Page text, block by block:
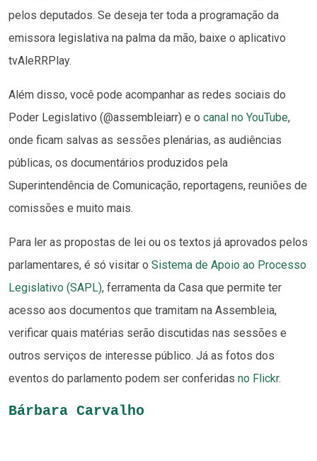
pelos deputados. Se deseja ter toda a programação da
emissora legislativa na palma da mão, baixe o aplicativo
tvAleRRPlay.
Além disso, você pode acompanhar as redes sociais do
Poder Legislativo (@assembleiarr) e o canal no YouTube,
onde ficam salvas as sessões plenárias, as audiências
públicas, os documentários produzidos pela
Superintendência de Comunicação, reportagens, reuniões de
comissões e muito mais.
Para ler as propostas de lei ou os textos já aprovados pelos
parlamentares, é só visitar o Sistema de Apoio ao Processo
Legislativo (SAPL), ferramenta da Casa que permite ter
acesso aos documentos que tramitam na Assembleia,
verificar quais matérias serão discutidas nas sessões e
outros serviços de interesse público. Já as fotos dos
eventos do parlamento podem ser conferidas no Flickr.
Bárbara Carvalho